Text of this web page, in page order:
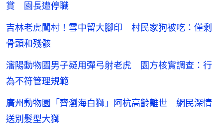
賞 園長遭停職
吉林老虎闖村！雪中留大腳印 村民家狗被吃：僅剩
骨頭和殘骸
瀋陽動物園男子疑用彈弓射老虎 園方核實調查：行
為不符管理規範
廣州動物園「齊瀏海白獅」阿杭高齡離世 網民深情
送別髮型大獅